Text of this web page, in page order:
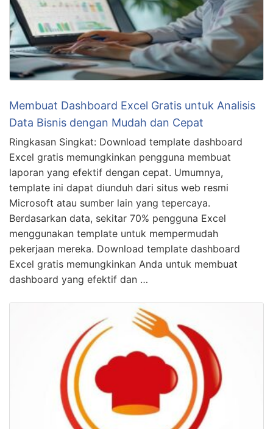
Membuat Dashboard Excel Gratis untuk Analisis
Data Bisnis dengan Mudah dan Cepat
Ringkasan Singkat: Download template dashboard
Excel gratis memungkinkan pengguna membuat
laporan yang efektif dengan cepat. Umumnya,
template ini dapat diunduh dari situs web resmi
Microsoft atau sumber lain yang tepercaya.
Berdasarkan data, sekitar 70% pengguna Excel
menggunakan template untuk mempermudah
pekerjaan mereka. Download template dashboard
Excel gratis memungkinkan Anda untuk membuat
dashboard yang efektif dan …